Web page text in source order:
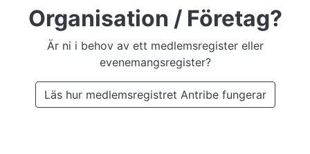
Organisation / Företag?
Är ni i behov av ett medlemsregister eller
evenemangsregister?
Läs hur medlemsregistret Antribe fungerar